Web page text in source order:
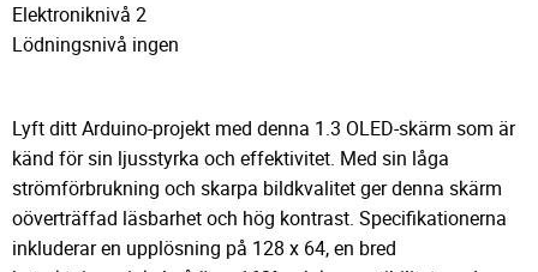
Elektroniknivå 2
Lödningsnivå ingen
Lyft ditt Arduino-projekt med denna 1.3 OLED-skärm som är
känd för sin ljusstyrka och effektivitet. Med sin låga
strömförbrukning och skarpa bildkvalitet ger denna skärm
oöverträffad läsbarhet och hög kontrast. Specifikationerna
inkluderar en upplösning på 128 x 64, en bred